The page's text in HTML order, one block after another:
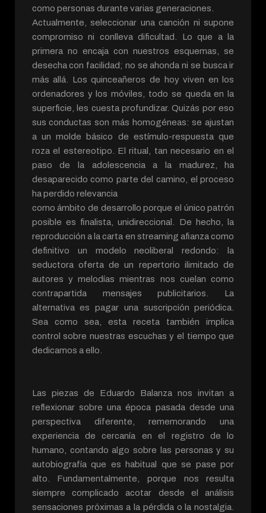
como personas durante varias generaciones.
Actualmente, seleccionar una canción ni supone
compromiso ni conlleva dificultad. Lo que a la
primera no encaja con nuestros esquemas, se
desecha con facilidad; no se ahonda ni se busca ir
más allá. Los quinceañeros de hoy viven en los
ordenadores y los móviles, todo se queda en la
superficie, les cuesta profundizar. Quizás por eso
sus conductas son más homogéneas: se ajustan
a un molde básico de estímulo-respuesta que
roza el estereotipo. El ritual, tan necesario en el
paso de la adolescencia a la madurez, ha
desaparecido como parte del camino, el proceso
ha perdido relevancia
como ámbito de desarrollo porque el único patrón
posible es finalista, unidireccional. De hecho, la
reproducción a la carta en streaming afianza como
definitivo un modelo neoliberal redondo: la
seductora oferta de un repertorio ilimitado de
autores y melodías mientras nos cuelan como
contrapartida mensajes publicitarios. La
alternativa es pagar una suscripción periódica.
Sea como sea, esta receta también implica
control sobre nuestras escuchas y el tiempo que
dedicamos a ello.
Las piezas de Eduardo Balanza nos invitan a
reflexionar sobre una época pasada desde una
perspectiva diferente, rememorando una
experiencia de cercanía en el registro de lo
humano, contando algo sobre las personas y su
autobiografía que es habitual que se pase por
alto. Fundamentalmente, porque nos resulta
siempre complicado acotar desde el análisis
sensaciones próximas a la pérdida o la nostalgia.